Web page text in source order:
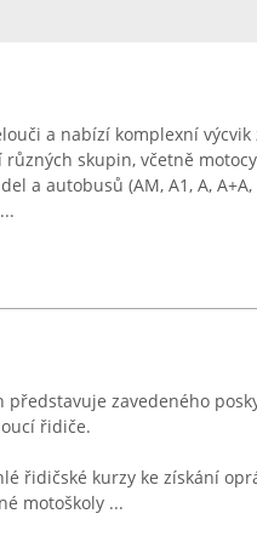
a nabízí komplexní výcvik
skupin, včetně
a autobusů (AM, A1, A, A+A,
představuje zavedeného
řidiče.
řidičské kurzy ke získání
motoškoly ...